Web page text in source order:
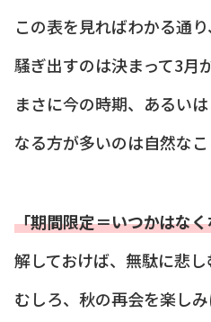
この表を見ればわかる通
騒ぎ出すのは決まって3月
まさに今の時期、あるい
なる方が多いのは自然なこ
「期間限定＝いつかはな
解しておけば、無駄に悲し
むしろ、秋の再会を楽し